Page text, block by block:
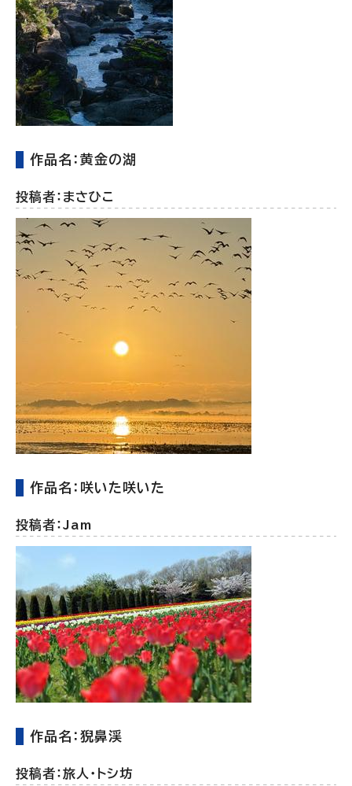
作品名：黄金の湖
投稿者：まさひこ
作品名：咲いた咲いた
投稿者：Jam
作品名：猊鼻渓
投稿者：旅人・トシ坊